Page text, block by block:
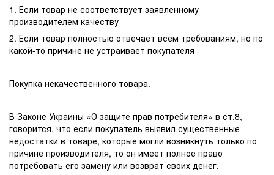
1. Если товар не соответствует заявленному
производителем качеству
2. Если товар полностью отвечает всем требованиям, но по
какой-то причине не устраивает покупателя
Покупка некачественного товара.
В Законе Украины «О защите прав потребителя» в ст.8,
говорится, что если покупатель выявил существенные
недостатки в товаре, которые могли возникнуть только по
причине производителя, то он имеет полное право
потребовать его замену или возврат своих денег.